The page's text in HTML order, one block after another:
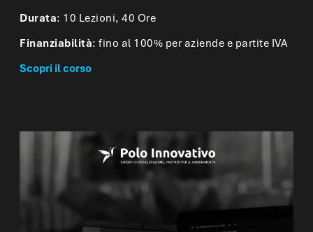
Durata: 10 Lezioni, 40 Ore
Finanziabilità: fino al 100% per aziende e partite IVA
Scopri il corso